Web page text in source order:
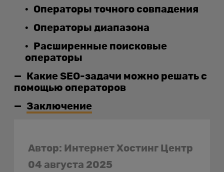
Автор: Интернет Хостинг Центр
04 августа 2025
Операторы точного совпадения
Операторы диапазона
Расширенные поисковые
операторы
Какие SEO-задачи можно решать с
помощью операторов
Заключение